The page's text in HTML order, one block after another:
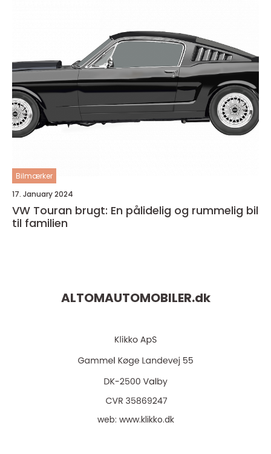
Bilmærker
17. January 2024
VW Touran brugt: En pålidelig og rummelig bil
til familien
ALTOMAUTOMOBILER.dk
web: www.klikko.dk